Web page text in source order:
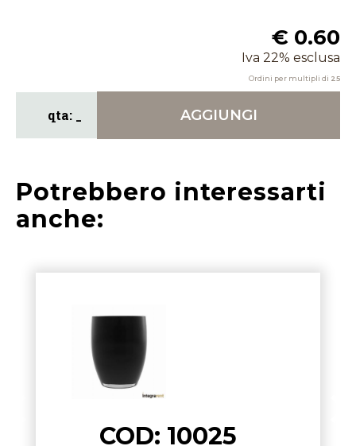
€ 0.60
Iva 22% esclusa
Ordini per multipli di 25
AGGIUNGI
Potrebbero interessarti
anche:
COD: 10025